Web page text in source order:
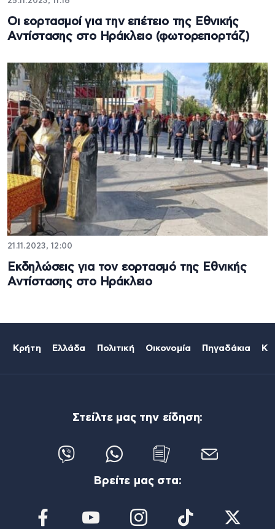
Οι εορτασμοί για την επέτειο της Εθνικής
Αντίστασης στο Ηράκλειο (φωτορεπορτάζ)
21.11.2023, 12:00
Εκδηλώσεις για τον εορτασμό της Εθνικής
Αντίστασης στο Ηράκλειο
Κρήτη Ελλάδα Πολιτική Οικονομία Πηγαδάκια
Στείλτε μας την είδηση:
Βρείτε μας στα: